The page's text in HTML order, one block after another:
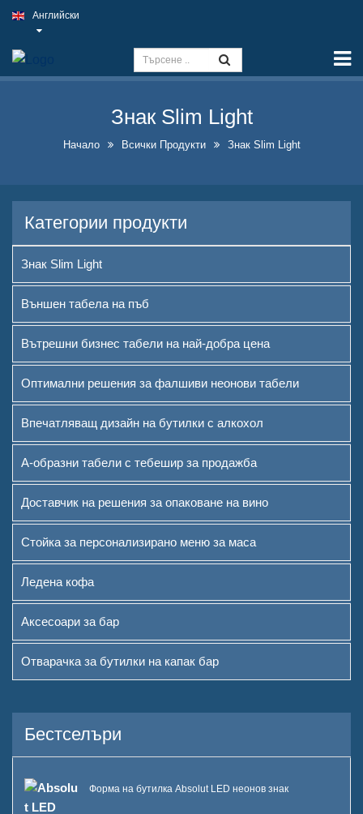
Възможности
Оптимални решения за
фалшиви неонови табели
Впечатляващ дизайн на
бутилки с алкохол
А-образни табели с тебешир
за продажба
меню за маса
Ледена кофа
Аксесоари за бар
Отварачка за бутилки на
капак бар
Кои сме ние
Марки, които обслужвахме
Устойчивост
Английски
Знак Slim Light
Начало Всички Продукти Знак Slim Light
Категории продукти
Знак Slim Light
Външен табела на пъб
Вътрешни бизнес табели на най-добра цена
Оптимални решения за фалшиви неонови табели
Впечатляващ дизайн на бутилки с алкохол
А-образни табели с тебешир за продажба
Доставчик на решения за опаковане на вино
Стойка за персонализирано меню за маса
Ледена кофа
Аксесоари за бар
Отварачка за бутилки на капак бар
Бестселъри
Форма на бутилка Absolut LED неонов знак